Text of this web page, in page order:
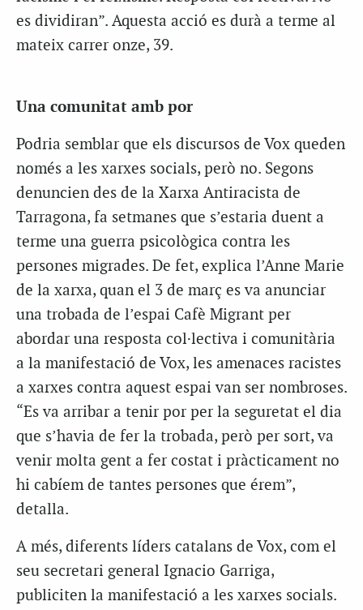
es dividiran”. Aquesta acció es durà a terme al
mateix carrer onze, 39.
Una comunitat amb por
Podria semblar que els discursos de Vox queden
només a les xarxes socials, però no. Segons
denuncien des de la Xarxa Antiracista de
Tarragona, fa setmanes que s’estaria duent a
terme una guerra psicològica contra les
persones migrades. De fet, explica l’Anne Marie
de la xarxa, quan el 3 de març es va anunciar
una trobada de l’espai Cafè Migrant per
abordar una resposta col·lectiva i comunitària
a la manifestació de Vox, les amenaces racistes
a xarxes contra aquest espai van ser nombroses.
“Es va arribar a tenir por per la seguretat el dia
que s’havia de fer la trobada, però per sort, va
venir molta gent a fer costat i pràcticament no
hi cabíem de tantes persones que érem”,
detalla.
A més, diferents líders catalans de Vox, com el
seu secretari general Ignacio Garriga,
publiciten la manifestació a les xarxes socials.